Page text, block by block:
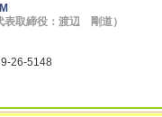
表取締役：渡辺 剛道）
26-5148